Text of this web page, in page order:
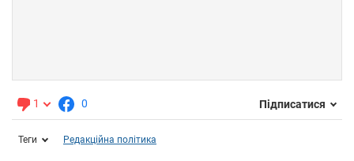
1 0 Підписатися
Теги Редакційна політика